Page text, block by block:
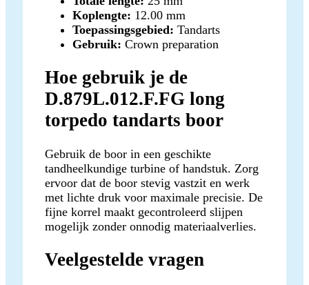
Koplengte: 12.00 mm
Toepassingsgebied: Tandarts
Gebruik: Crown preparation
Hoe gebruik je de
D.879L.012.F.FG long
torpedo tandarts boor
Gebruik de boor in een geschikte
tandheelkundige turbine of handstuk. Zorg
ervoor dat de boor stevig vastzit en werk
met lichte druk voor maximale precisie. De
fijne korrel maakt gecontroleerd slijpen
mogelijk zonder onnodig materiaalverlies.
Veelgestelde vragen